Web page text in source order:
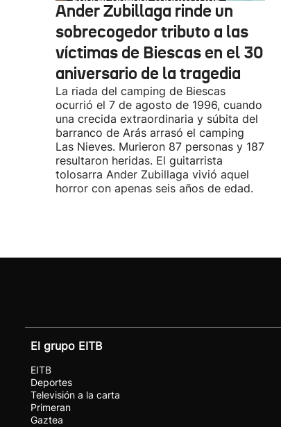
Ander Zubillaga rinde un
sobrecogedor tributo a las
víctimas de Biescas en el 30
aniversario de la tragedia
La riada del camping de Biescas
ocurrió el 7 de agosto de 1996, cuando
una crecida extraordinaria y súbita del
barranco de Arás arrasó el camping
Las Nieves. Murieron 87 personas y 187
resultaron heridas. El guitarrista
tolosarra Ander Zubillaga vivió aquel
horror con apenas seis años de edad.
El grupo EITB
EITB
Deportes
Televisión a la carta
Primeran
Gaztea